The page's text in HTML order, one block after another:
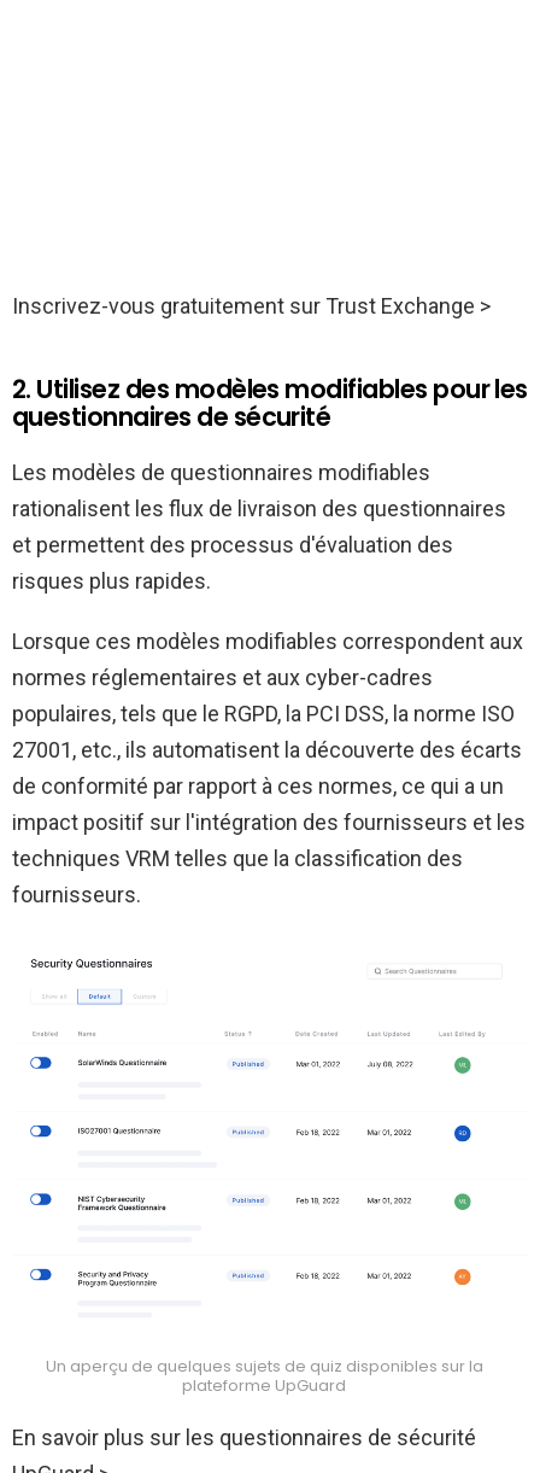
Inscrivez-vous gratuitement sur Trust Exchange >
2. Utilisez des modèles modifiables pour les
questionnaires de sécurité
Les modèles de questionnaires modifiables
rationalisent les flux de livraison des questionnaires
et permettent des processus d'évaluation des
risques plus rapides.
Lorsque ces modèles modifiables correspondent aux
normes réglementaires et aux cyber-cadres
populaires, tels que le RGPD, la PCI DSS, la norme ISO
27001, etc., ils automatisent la découverte des écarts
de conformité par rapport à ces normes, ce qui a un
impact positif sur l'intégration des fournisseurs et les
techniques VRM telles que la classification des
fournisseurs.
Un aperçu de quelques sujets de quiz disponibles sur la
plateforme UpGuard
En savoir plus sur les questionnaires de sécurité